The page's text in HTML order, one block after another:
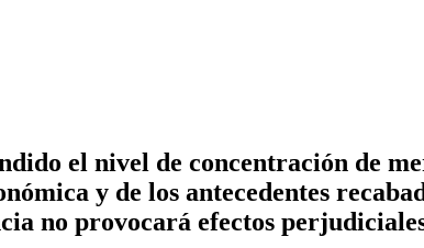
el nivel de concentración de
y de los antecedentes
no provocará efectos